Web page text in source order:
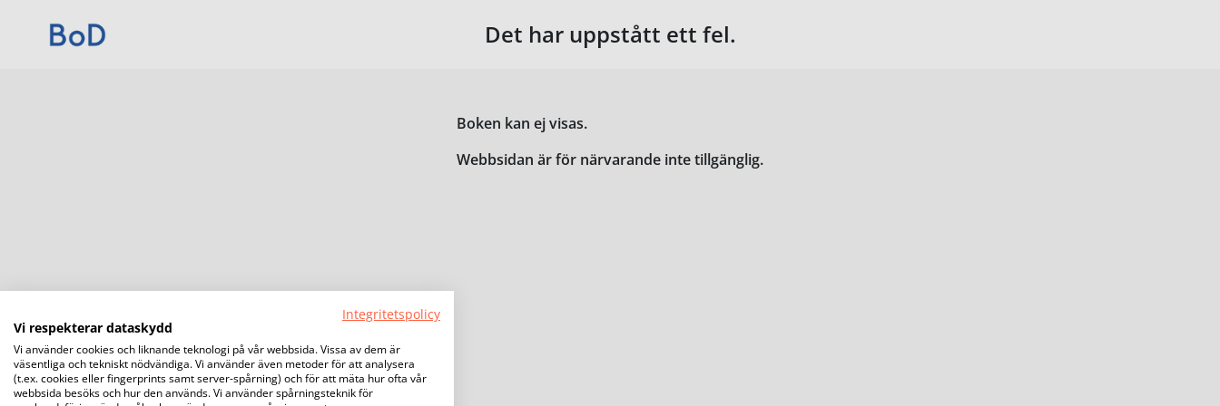
Det har uppstått ett fel.
Boken kan ej visas.
Webbsidan är för närvarande inte tillgänglig.
Integritetspolicy
Vi respekterar dataskydd
Vi använder cookies och liknande teknologi på vår webbsida. Vissa av dem är
väsentliga och tekniskt nödvändiga. Vi använder även metoder för att analysera
(t.ex. cookies eller fingerprints samt server-spårning) och för att mäta hur ofta vår
webbsida besöks och hur den används. Vi använder spårningsteknik för